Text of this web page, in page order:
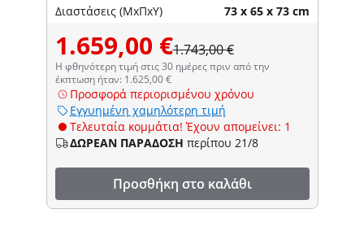
Διαστάσεις (ΜxΠxΥ) 73 x 65 x 73 cm
1.659,00 €1.743,00 €
Η φθηνότερη τιμή στις 30 ημέρες πριν από την
έκπτωση ήταν: 1.625,00 €
Προσφορά περιορισμένου χρόνου
Εγγυημένη χαμηλότερη τιμή
Τελευταία κομμάτια! Έχουν απομείνει: 1
ΔΩΡΕΑΝ ΠΑΡΑΔΟΣΗ περίπου 21/8
Προσθήκη στο καλάθι